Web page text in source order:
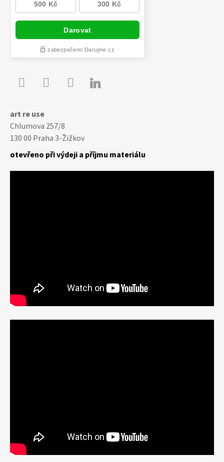

art re use
Chlumova 257/8
130 00 Praha 3-Žižkov
otevřeno při výdeji a příjmu materiálu